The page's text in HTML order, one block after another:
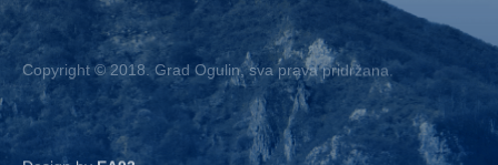
Copyright © 2018. Grad Ogulin, sva prava pridržana.
Design byEA93